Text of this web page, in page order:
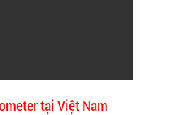
tại Việt Nam